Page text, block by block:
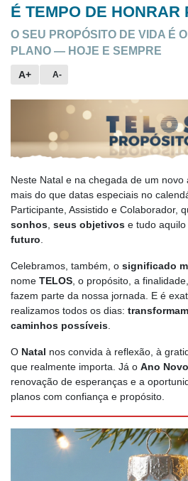
Conteúdo principal
É TEMPO DE HONRAR
O SEU PROPÓSITO DE VIDA É
PLANO — HOJE E SEMPRE
A+ A-
Neste Natal e na chegada de um novo
mais do que datas especiais no
Participante, Assistido e Colaborador,
sonhos seus objetivos e tudo
futuro
Celebramos, também, o significado
nome TELOS , o propósito, a
fazem parte da nossa jornada. E é
realizamos todos os dias:
caminhos possíveis
O Natal nos convida à reflexão, à
que realmente importa. Já o Ano Novo
renovação de esperanças e a
planos com confiança e propósito.